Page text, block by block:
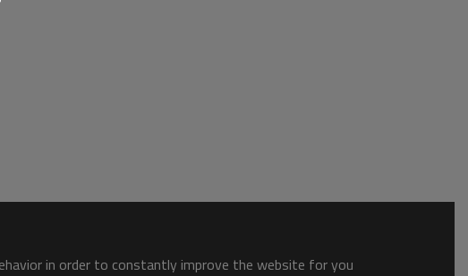
in order to constantly improve the website for you.